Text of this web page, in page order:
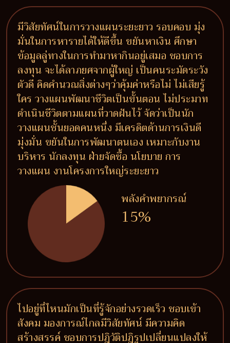
มีวิสัยทัศน์ในการวางแผนระยะยาว รอบคอบ มุ่ง
มั่นในการหารายได้ให้ดีขึ้น ขยันหาเงิน ศึกษา
ข้อมูลลู่ทางในการทำมาหากินอยู่เสมอ ชอบการ
ลงทุน จะได้ลาภยศจากผู้ใหญ่ เป็นคนระมัดระวัง
ตัวดี คิดคำนวณสิ่งต่างๆว่าคุ้มค่าหรือไม่ ไม่เสียรู้
ใคร วางแผนพัฒนาชีวิตเป็นขั้นตอน ไม่ประมาท
ดำเนินชีวิตตามแผนที่วาดฝันไว้ จัดว่าเป็นนัก
วางแผนชั้นยอดคนหนึ่ง มีเครดิตด้านการเงินดี
มุ่งมั่น ขยันในการพัฒนาตนเอง เหมาะกับงาน
บริหาร นักลงทุน ฝ่ายจัดซื้อ นโยบาย การ
วางแผน งานโครงการใหญ่ระยะยาว
พลังคำพยากรณ์
15%
ไปอยู่ที่ไหนมักเป็นที่รู้จักอย่างรวดเร็ว ชอบเข้า
สังคม มองการณ์ไกลมีวิสัยทัศน์ มีความคิด
สร้างสรรค์ ชอบการปฎิวัติปฎิรูปเปลี่ยนแปลงให้